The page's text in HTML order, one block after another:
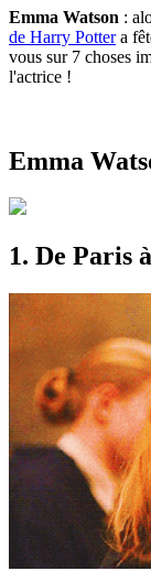
Emma Watson :
de Harry Pottera
vous sur 7 choses
l'actrice !
Emma
1. De Paris